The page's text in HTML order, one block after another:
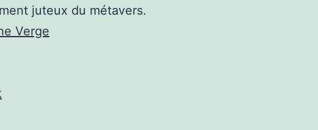
juteux du métavers.
Verge